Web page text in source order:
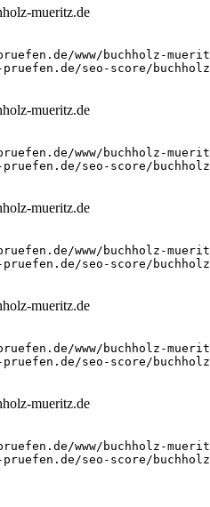
www/buchholz-
seo-score/
www/buchholz-
seo-score/
www/buchholz-
seo-score/
www/buchholz-
seo-score/
www/buchholz-
seo-score/